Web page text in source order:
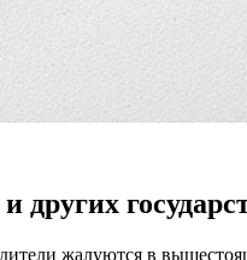
других
жалуются в